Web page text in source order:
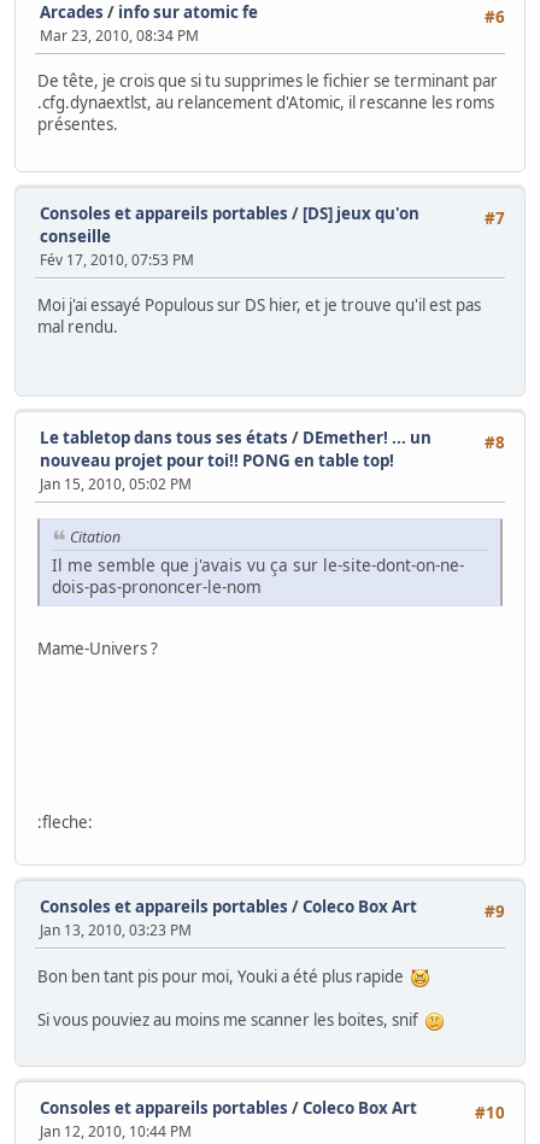
#6
Arcades / info sur atomic fe
Mar 23, 2010, 08:34 PM
De tête, je crois que si tu supprimes le fichier se terminant par
.cfg.dynaextlst, au relancement d'Atomic, il rescanne les roms
présentes.
#7
Consoles et appareils portables / [DS] jeux qu'on
conseille
Fév 17, 2010, 07:53 PM
Moi j'ai essayé Populous sur DS hier, et je trouve qu'il est pas
mal rendu.
#8
Le tabletop dans tous ses états / DEmether! ... un
nouveau projet pour toi!! PONG en table top!
Jan 15, 2010, 05:02 PM
Citation
Il me semble que j'avais vu ça sur le-site-dont-on-ne-
dois-pas-prononcer-le-nom
Mame-Univers ?
:fleche:
#9
Consoles et appareils portables /Coleco Box Art
Jan 13, 2010, 03:23 PM
Bon ben tant pis pour moi, Youki a été plus rapide
Si vous pouviez au moins me scanner les boites, snif
#10
Consoles et appareils portables /Coleco Box Art
Jan 12, 2010, 10:44 PM